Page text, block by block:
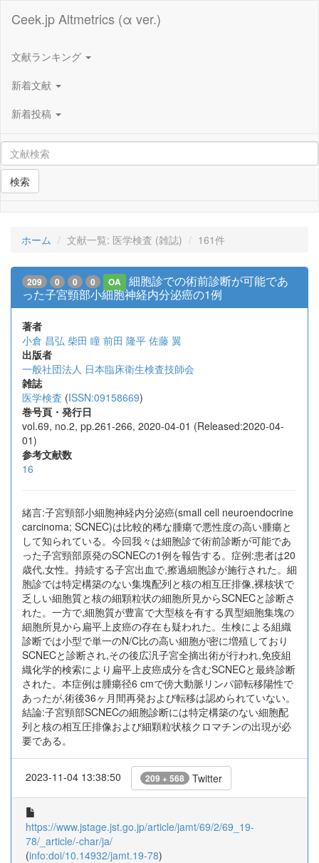
Ceek.jp Altmetrics (α ver.)
文献ランキング
新着文献
新着投稿
検索
ホーム 文献一覧: 医学検査 (雑誌) 161件
209 0 0 0 OA
細胞診での術前診断が可能であ
った子宮頸部小細胞神経内分泌癌の1例
著者
小倉 昌弘 柴田 瞳 前田 隆平 佐藤 翼
出版者
一般社団法人 日本臨床衛生検査技師会
雑誌
医学検査 (ISSN:09158669)
巻号頁・発行日
vol.69, no.2, pp.261-266, 2020-04-01 (Released:2020-04-
01)
参考文献数
16
緒言:子宮頸部小細胞神経内分泌癌(small cell neuroendocrine
carcinoma; SCNEC)は比較的稀な腫瘍で悪性度の高い腫瘍と
して知られている。今回我々は細胞診で術前診断が可能であ
った子宮頸部原発のSCNECの1例を報告する。症例:患者は20
歳代,女性。持続する子宮出血で,擦過細胞診が施行された。細
胞診では特定構築のない集塊配列と核の相互圧排像,裸核状で
乏しい細胞質と核の細顆粒状の細胞所見からSCNECと診断さ
れた。一方で,細胞質が豊富で大型核を有する異型細胞集塊の
細胞所見から扁平上皮癌の存在も疑われた。生検による組織
診断では小型で単一のN/C比の高い細胞が密に増殖しており
SCNECと診断され,その後広汎子宮全摘出術が行われ,免疫組
織化学的検索により扁平上皮癌成分を含むSCNECと最終診断
された。本症例は腫瘍径6 cmで傍大動脈リンパ節転移陽性で
あったが,術後36ヶ月間再発および転移は認められていない。
結論:子宮頸部SCNECの細胞診断には特定構築のない細胞配
列と核の相互圧排像および細顆粒状核クロマチンの出現が必
要である。
2023-11-04 13:38:50 209 + 568 Twitter
https://www.jstage.jst.go.jp/article/jamt/69/2/69_19-
78/_article/-char/ja/
(info:doi/10.14932/jamt.19-78)